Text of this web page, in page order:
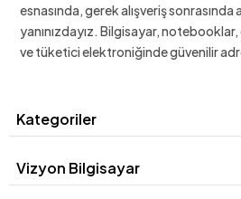
esnasında, gerek alışveriş
yanınızdayız. Bilgisayar,
ve tüketici elektroniğinde güvenilir
Kategoriler
Vizyon Bilgisayar